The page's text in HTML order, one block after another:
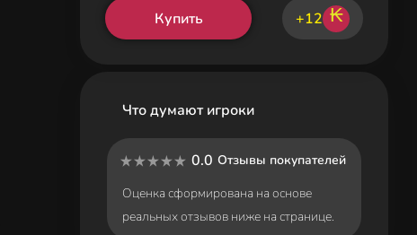
Купить +12 ₭
Что думают игроки
0.0 Отзывы покупателей
Оценка сформирована на основе
реальных отзывов ниже на странице.